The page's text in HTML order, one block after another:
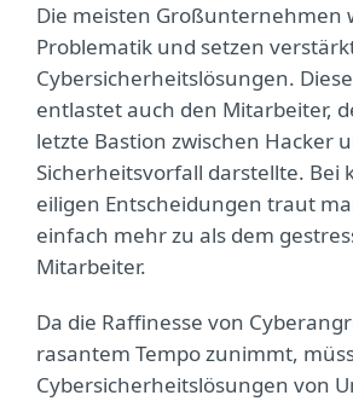
Die meisten Großunternehmen
Problematik und setzen
Cybersicherheitslösungen.
entlastet auch den Mitarbeiter,
letzte Bastion zwischen Hacker
Sicherheitsvorfall darstellte. Bei
eiligen Entscheidungen traut
einfach mehr zu als dem
Mitarbeiter.
Da die Raffinesse von
rasantem Tempo zunimmt,
Cybersicherheitslösungen von